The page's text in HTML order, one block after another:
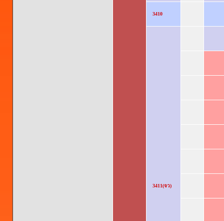
3410
3411(จว)